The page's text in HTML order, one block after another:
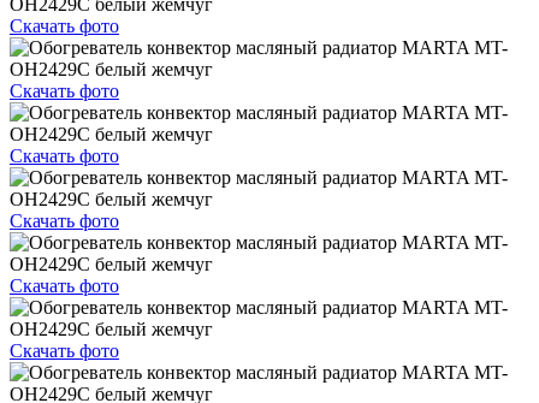
Скачать фото
Скачать фото
Скачать фото
Скачать фото
Скачать фото
Скачать фото